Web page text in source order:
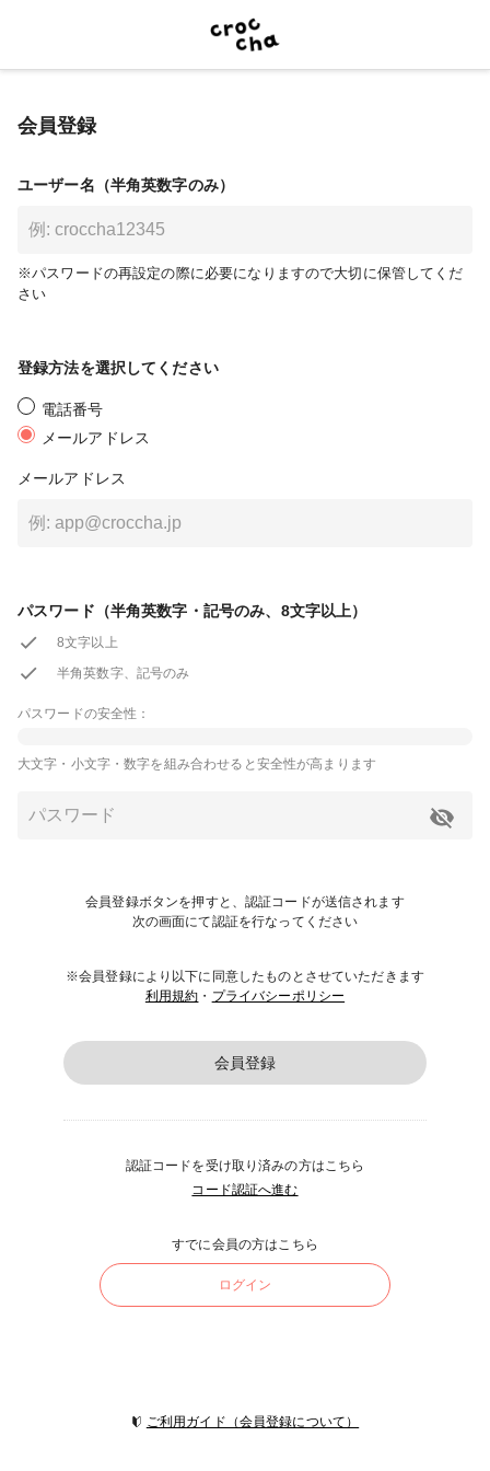
会員登録
ユーザー名（半角英数字のみ）
※パスワードの再設定の際に必要になりますので大切に保管してくだ
さい
登録方法を選択してください
電話番号
メールアドレス
メールアドレス
パスワード（半角英数字・記号のみ、8文字以上）
8文字以上
半角英数字、記号のみ
パスワードの安全性：
大文字・小文字・数字を組み合わせると安全性が高まります
会員登録ボタンを押すと、認証コードが送信されます
次の画面にて認証を行なってください
※会員登録により以下に同意したものとさせていただきます
利用規約 ・ プライバシーポリシー
会員登録
認証コードを受け取り済みの方はこちら
コード認証へ進む
すでに会員の方はこちら
ログイン
ご利用ガイド（会員登録について）